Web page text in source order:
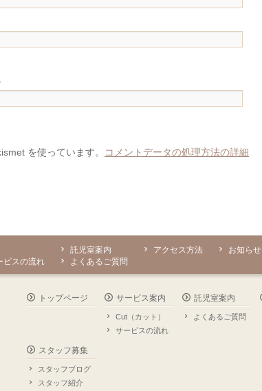
を使っています。
コメントデータの処理方法の詳細
ビスの流れ
託児室案内
よくあるご質問
アクセス方法 お知らせ
トップページ サービス案内
Cut（カット）
サービスの流れ
託児室案内
よくあるご質問
スタッフ募集
スタッフブログ
スタッフ紹介